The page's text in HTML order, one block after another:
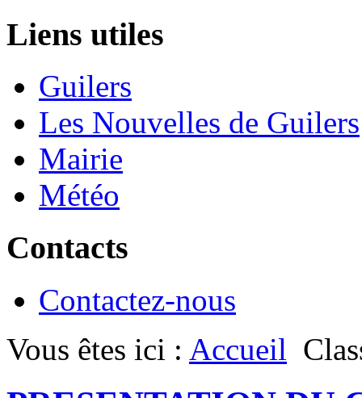
Liens utiles
Guilers
Les Nouvelles de Guilers
Mairie
Météo
Contacts
Contactez-nous
Vous êtes ici : Accueil